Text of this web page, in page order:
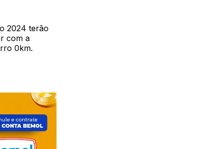
2024 terão
com a
0km.